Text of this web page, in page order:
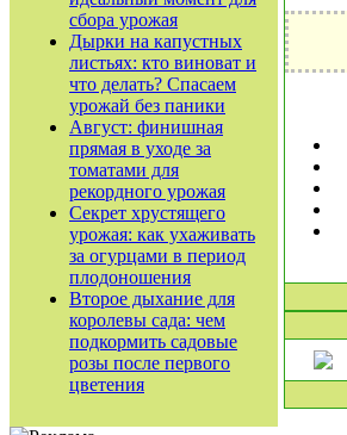
сбора урожая
Дырки на капустных
листьях: кто виноват и
что делать? Спасаем
урожай без паники
Август: финишная
прямая в уходе за
томатами для
рекордного урожая
Секрет хрустящего
урожая: как ухаживать
за огурцами в период
плодоношения
Второе дыхание для
королевы сада: чем
подкормить садовые
розы после первого
цветения